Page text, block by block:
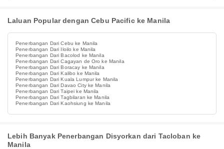
Laluan Popular dengan Cebu Pacific ke Manila
Penerbangan Dari Cebu ke Manila
Penerbangan Dari Iloilo ke Manila
Penerbangan Dari Bacolod ke Manila
Penerbangan Dari Cagayan de Oro ke Manila
Penerbangan Dari Boracay ke Manila
Penerbangan Dari Kalibo ke Manila
Penerbangan Dari Kuala Lumpur ke Manila
Penerbangan Dari Davao City ke Manila
Penerbangan Dari Taipei ke Manila
Penerbangan Dari Tagbilaran ke Manila
Penerbangan Dari Kaohsiung ke Manila
Lebih Banyak Penerbangan Disyorkan dari Tacloban ke
Manila